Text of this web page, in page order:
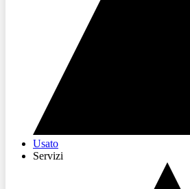
Usato
Servizi